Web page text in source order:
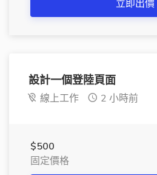
立即出價
設計一個登陸頁面
線上工作 2 小時前
$500
固定價格